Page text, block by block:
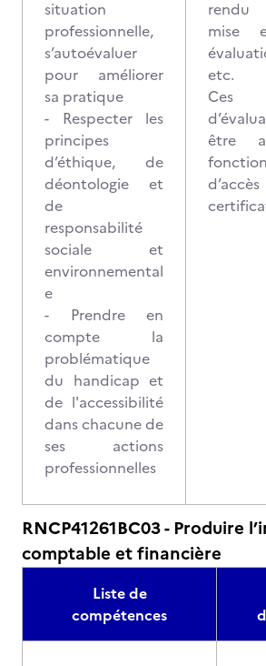
situation
professionnelle,
s’autoévaluer
pour améliorer
sa pratique
- Respecter les
principes
d’éthique, de
déontologie et
de
responsabilité
sociale et
environnemental
e
- Prendre en
compte la
problématique
du handicap et
de l'accessibilité
dans chacune de
ses actions
professionnelles
rendu
mise
etc.
Ces
être
RNCP41261BC03 - Produire
comptable et financière
Liste de
compétences